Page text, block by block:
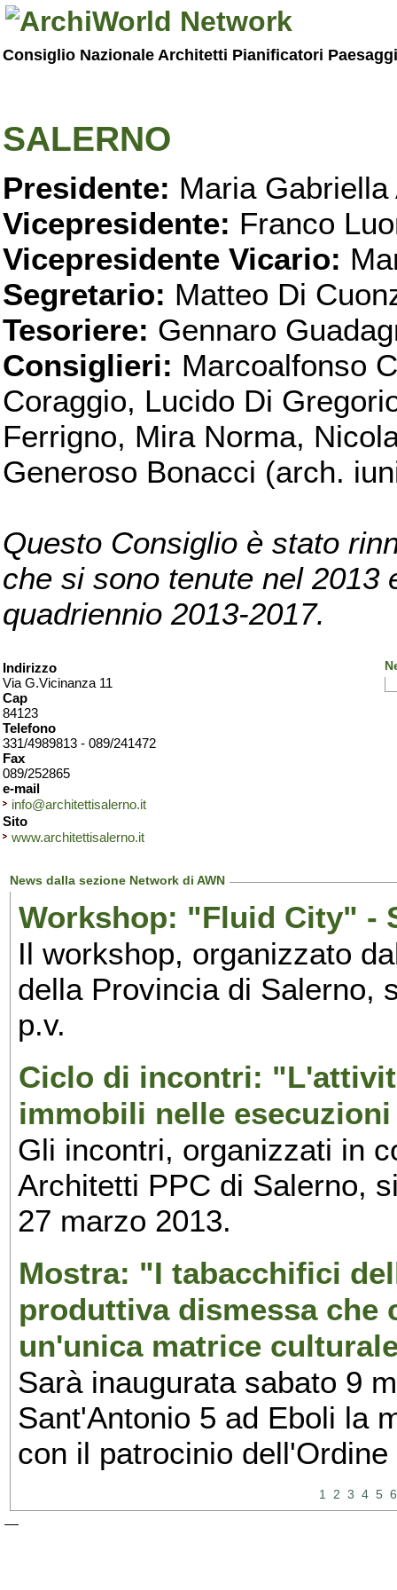
Consiglio Nazionale Architetti Pianificatori
SALERNO
Presidente: Maria Gabriella
Vicepresidente: Franco
Vicepresidente Vicario:
Segretario: Matteo Di
Tesoriere: Gennaro
Consiglieri: Marcoalfonso
Coraggio, Lucido Di
Ferrigno, Mira Norma,
Generoso Bonacci (arch.
Questo Consiglio è stato
che si sono tenute nel 2013
quadriennio 2013-2017.
Indirizzo
Via G.Vicinanza 11
Cap
84123
Telefono
331/4989813 - 089/241472
Fax
089/252865
e-mail
info@architettisalerno.it
Sito
www.architettisalerno.it
News dalla sezione Network di AWN
Workshop: "Fluid City" -
Il workshop, organizzato
della Provincia di Salerno,
p.v.
Ciclo di incontri:
immobili nelle
Gli incontri, organizzati in
Architetti PPC di Salerno,
27 marzo 2013.
Mostra: "I tabacchifici
produttiva dismessa che
un'unica matrice
Sarà inaugurata sabato 9
Sant'Antonio 5 ad Eboli la
con il patrocinio
1 2 3 4 5 6